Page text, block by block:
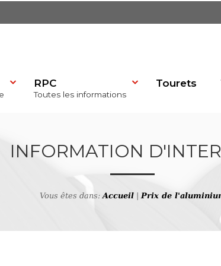
RPC
Toutes les informations
Tourets
INFORMATION
Vous êtes dans:Accueil|Prix de